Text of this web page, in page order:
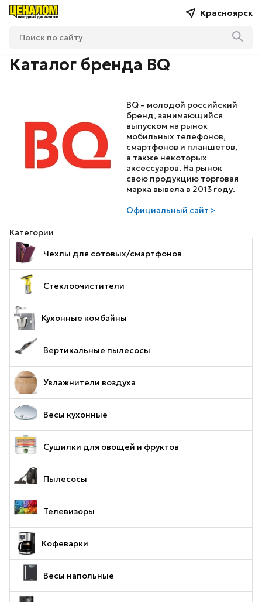
Красноярск
Каталог бренда BQ
BQ – молодой российский
бренд, занимающийся
выпуском на рынок
мобильных телефонов,
смартфонов и планшетов,
а также некоторых
аксессуаров. На рынок
свою продукцию торговая
марка вывела в 2013 году.
Официальный сайт >
Категории
Чехлы для сотовых/смартфонов
Стеклоочистители
Кухонные комбайны
Вертикальные пылесосы
Увлажнители воздуха
Весы кухонные
Сушилки для овощей и фруктов
Пылесосы
Телевизоры
Кофеварки
Весы напольные